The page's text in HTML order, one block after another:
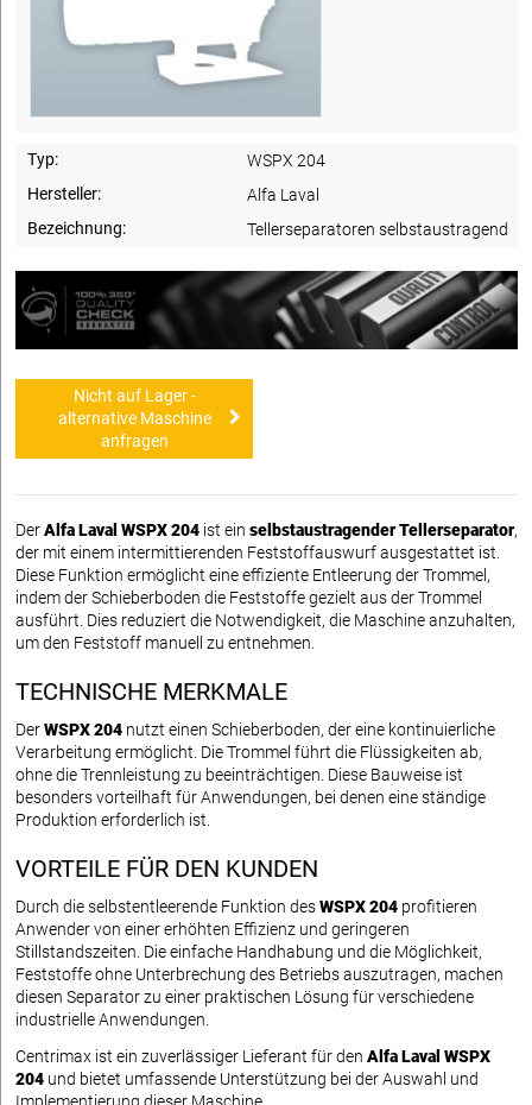
Typ:
WSPX 204
Hersteller:
Alfa Laval
Bezeichnung:
Tellerseparatoren selbstaustragend
Nicht auf Lager -
alternative Maschine
anfragen
DerAlfa Laval WSPX 204 ist ein selbstaustragender Tellerseparator,
der mit einem intermittierenden Feststoffauswurf ausgestattet ist.
Diese Funktion ermöglicht eine effiziente Entleerung der Trommel,
indem der Schieberboden die Feststoffe gezielt aus der Trommel
ausführt. Dies reduziert die Notwendigkeit, die Maschine anzuhalten,
um den Feststoff manuell zu entnehmen.
TECHNISCHE MERKMALE
DerWSPX 204 nutzt einen Schieberboden, der eine kontinuierliche
Verarbeitung ermöglicht. Die Trommel führt die Flüssigkeiten ab,
ohne die Trennleistung zu beeinträchtigen. Diese Bauweise ist
besonders vorteilhaft für Anwendungen, bei denen eine ständige
Produktion erforderlich ist.
VORTEILE FÜR DEN KUNDEN
Durch die selbstentleerende Funktion desWSPX 204 profitieren
Anwender von einer erhöhten Effizienz und geringeren
Stillstandszeiten. Die einfache Handhabung und die Möglichkeit,
Feststoffe ohne Unterbrechung des Betriebs auszutragen, machen
diesen Separator zu einer praktischen Lösung für verschiedene
industrielle Anwendungen.
Centrimax ist ein zuverlässiger Lieferant für den Alfa Laval WSPX
204 und bietet umfassende Unterstützung bei der Auswahl und